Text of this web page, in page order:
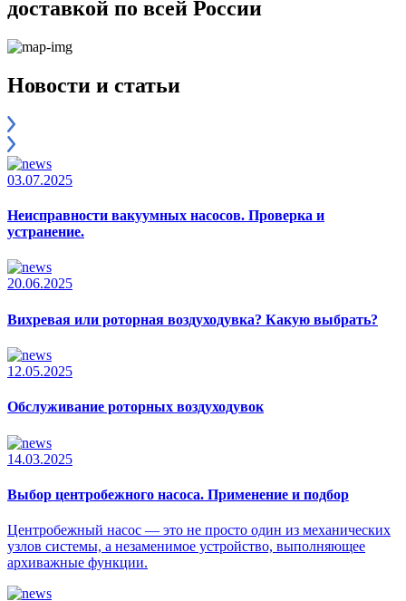
доставкой по всей России
Новости и статьи
03.07.2025
Неисправности вакуумных насосов. Проверка и
устранение.
20.06.2025
Вихревая или роторная воздуходувка? Какую выбрать?
12.05.2025
Обслуживание роторных воздуходувок
14.03.2025
Выбор центробежного насоса. Применение и подбор
Центробежный насос — это не просто один из механических
узлов системы, а незаменимое устройство, выполняющее
архиважные функции.